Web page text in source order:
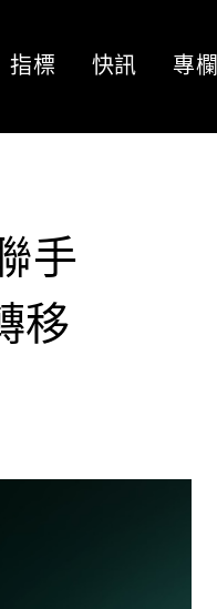
指標 快訊 專欄
手
移